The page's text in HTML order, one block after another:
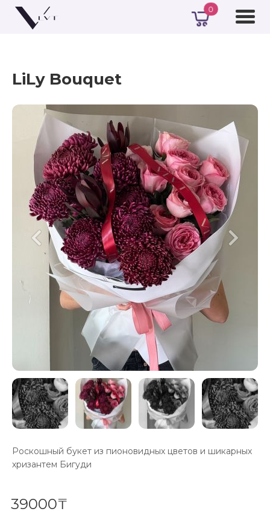
0
LiLy Bouquet
Роскошный букет из пионовидных цветов и шикарных
хризантем Бигуди
39000₸